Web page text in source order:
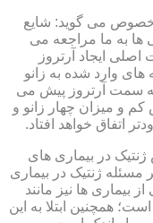
خصوص می گوید: شایع
ها به ما مراجعه می
اصلی ایجاد آرتروز
وارد شده به زانو
سمت آرتروز پیش می
و میزان چهار زانو و
اتفاق خواهد افتاد.
در بیماری های
مسئله ژنتیک در بیماری
بیماری ها نیز مانند
همچنین ابتلا به این